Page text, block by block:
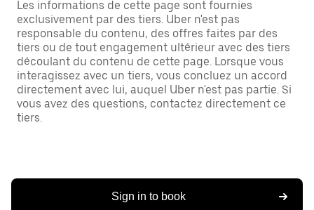
Les informations de cette page sont fournies
exclusivement par des tiers. Uber n'est pas
responsable du contenu, des offres faites par des
tiers ou de tout engagement ultérieur avec des tiers
découlant du contenu de cette page. Lorsque vous
interagissez avec un tiers, vous concluez un accord
directement avec lui, auquel Uber n'est pas partie. Si
vous avez des questions, contactez directement ce
tiers.
Sign in to book